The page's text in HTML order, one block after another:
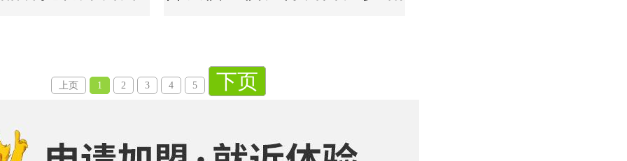
上页 1 2 3 4 5 下页